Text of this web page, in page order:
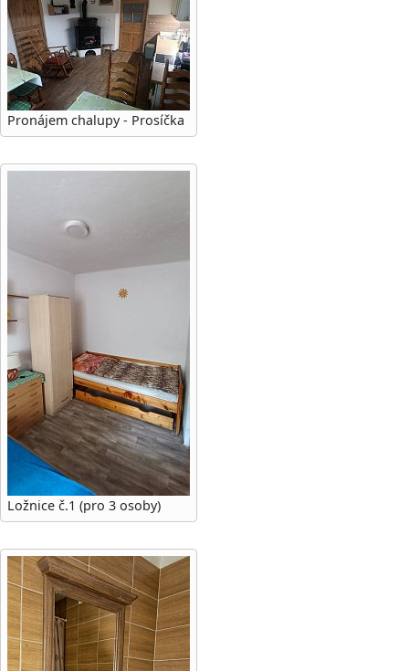
Pronájem chalupy - Prosíčka
Ložnice č.1 (pro 3 osoby)